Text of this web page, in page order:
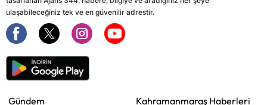
ulaşabileceğiniz tek ve en güvenilir adrestir.
Gündem
Kahramanmaraş Haberleri